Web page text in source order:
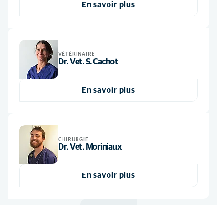
En savoir plus
VÉTÉRINAIRE
Dr. Vet. S. Cachot
En savoir plus
CHIRURGIE
Dr. Vet. Moriniaux
En savoir plus